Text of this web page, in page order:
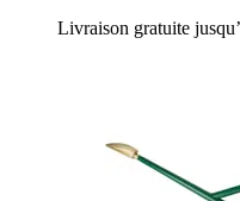
Livraison gratuite